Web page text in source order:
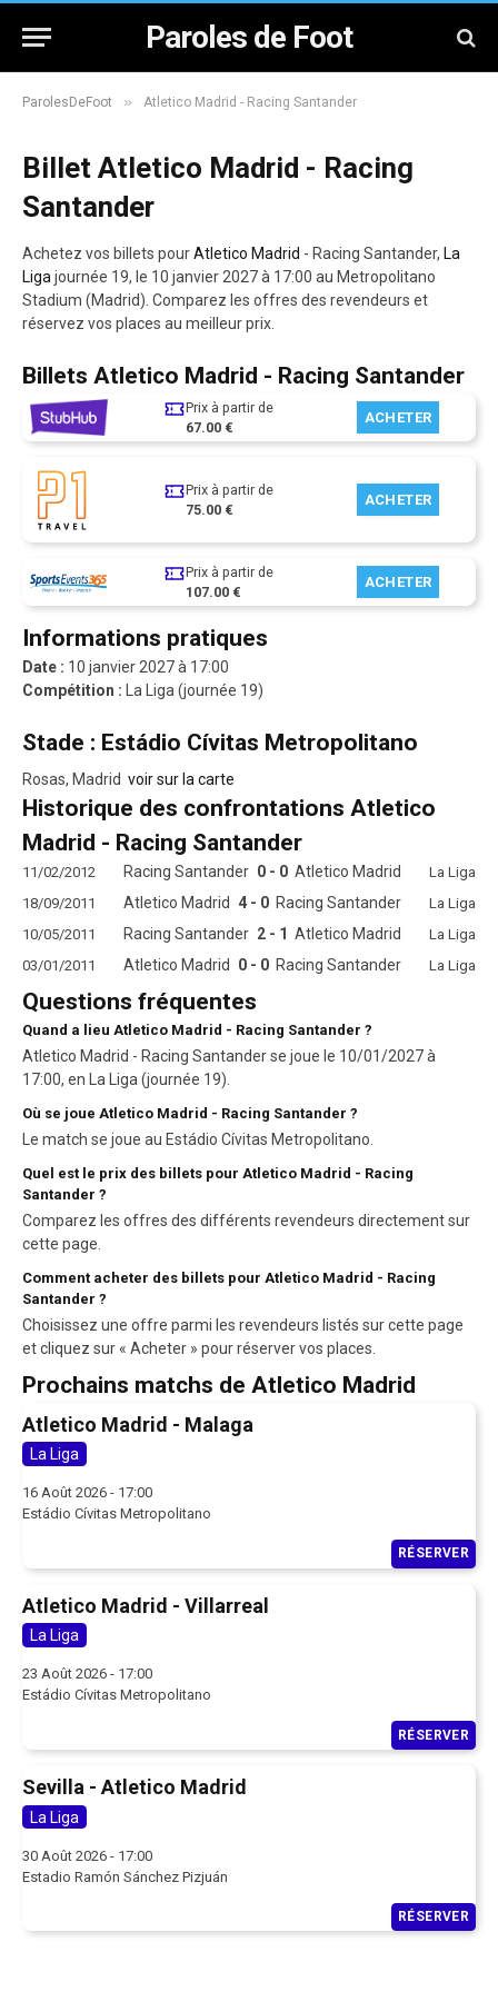
Paroles de Foot
ParolesDeFoot » Atletico Madrid - Racing Santander
Billet Atletico Madrid - Racing
Santander
Achetez vos billets pourAtletico Madrid - Racing Santander, La
Liga journée 19, le 10 janvier 2027 à 17:00 au Metropolitano
Stadium (Madrid). Comparez les offres des revendeurs et
réservez vos places au meilleur prix.
Billets Atletico Madrid - Racing Santander
Prix à partir de
67.00 €
ACHETER
Prix à partir de
75.00 €
ACHETER
Prix à partir de
107.00 €
ACHETER
Informations pratiques
Date : 10 janvier 2027 à 17:00
Compétition : La Liga (journée 19)
Stade : Estádio Cívitas Metropolitano
Rosas, Madrid voir sur la carte
Historique des confrontations Atletico
Madrid - Racing Santander
11/02/2012 Racing Santander 0 - 0 Atletico Madrid
La Liga
18/09/2011
Atletico Madrid 4 - 0 Racing Santander
La Liga
10/05/2011
Racing Santander 2 - 1 Atletico Madrid
La Liga
03/01/2011
Atletico Madrid 0 - 0 Racing Santander La Liga
Questions fréquentes
Quand a lieu Atletico Madrid - Racing Santander ?
Atletico Madrid - Racing Santander se joue le 10/01/2027 à
17:00, en La Liga (journée 19).
Où se joue Atletico Madrid - Racing Santander ?
Le match se joue au Estádio Cívitas Metropolitano.
Quel est le prix des billets pour Atletico Madrid - Racing
Santander ?
Comparez les offres des différents revendeurs directement sur
cette page.
Comment acheter des billets pour Atletico Madrid - Racing
Santander ?
Choisissez une offre parmi les revendeurs listés sur cette page
et cliquez sur « Acheter » pour réserver vos places.
Prochains matchs de Atletico Madrid
Atletico Madrid - Malaga
La Liga
16 Août 2026 - 17:00
Estádio Cívitas Metropolitano
RÉSERVER
Atletico Madrid - Villarreal
La Liga
23 Août 2026 - 17:00
Estádio Cívitas Metropolitano
RÉSERVER
Sevilla - Atletico Madrid
La Liga
30 Août 2026 - 17:00
Estadio Ramón Sánchez Pizjuán
RÉSERVER